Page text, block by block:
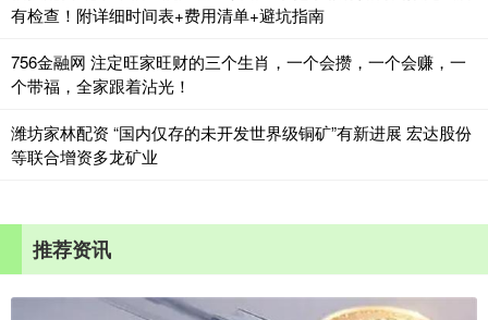
有检查！附详细时间表+费用清单+避坑指南
756金融网 注定旺家旺财的三个生肖，一个会攒，一个会赚，一
个带福，全家跟着沾光！
潍坊家林配资 “国内仅存的未开发世界级铜矿”有新进展 宏达股份
等联合增资多龙矿业
推荐资讯